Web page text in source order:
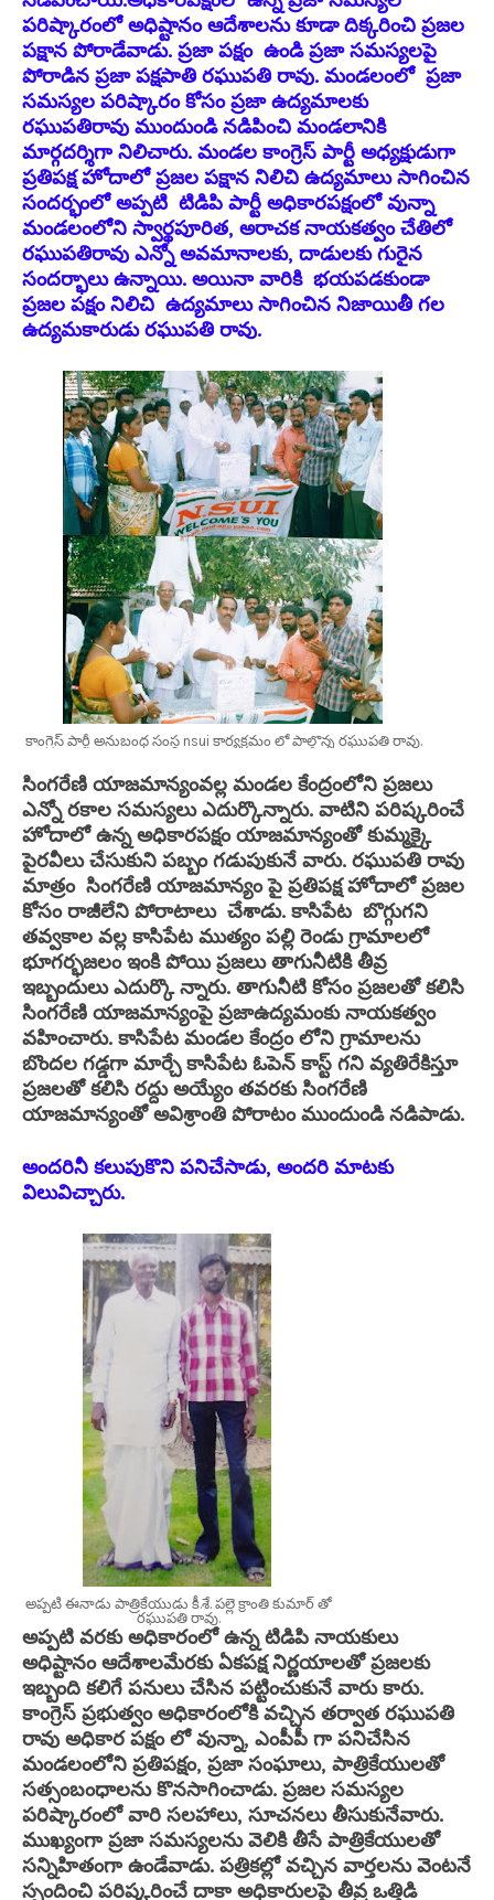
పరిష్కారంలో అధిష్టానం ఆదేశాలను కూడా దిక్కరించి ప్రజల
పక్షాన పోరాడేవాడు. ప్రజా పక్షం ఉండి ప్రజా సమస్యలపై
పోరాడిన ప్రజా పక్షపాతి రఘుపతి రావు. మండలంలో ప్రజా
సమస్యల పరిష్కారం కోసం ప్రజా ఉద్యమాలకు
రఘుపతిరావు ముందుండి నడిపించి మండలానికి
మార్గదర్శిగా నిలిచారు. మండల కాంగ్రెస్ పార్టీ అధ్యక్షుడుగా
ప్రతిపక్ష హోదాలో ప్రజల పక్షాన నిలిచి ఉద్యమాలు సాగించిన
సందర్భంలో అప్పటి టిడిపి పార్టీ అధికారపక్షంలో వున్నా
మండలంలోని స్వార్థపూరిత, అరాచక నాయకత్వం చేతిలో
రఘుపతిరావు ఎన్నో అవమానాలకు, దాడులకు గురైన
సందర్భాలు ఉన్నాయి. అయినా వారికి భయపడకుండా
ప్రజల పక్షం నిలిచి ఉద్యమాలు సాగించిన నిజాయితీ గల
ఉద్యమకారుడు రఘుపతి రావు.
కాంగ్రెస్ పార్టీ అనుబంధ సంస్థ nsui కార్యక్రమం లో పాల్గొన్న రఘుపతి రావు.
సింగరేణి యాజమాన్యంవల్ల మండల కేంద్రంలోని ప్రజలు
ఎన్నో రకాల సమస్యలు ఎదుర్కొన్నారు. వాటిని పరిష్కరించే
హోదాలో ఉన్న అధికారపక్షం యాజమాన్యంతో కుమ్మక్కై
పైరవీలు చేసుకుని పబ్బం గడుపుకునే వారు. రఘుపతి రావు
మాత్రం సింగరేణి యాజమాన్యం పై ప్రతిపక్ష హోదాలో ప్రజల
కోసం రాజీలేని పోరాటాలు చేశాడు. కాసిపేట బొగ్గుగని
తవ్వకాల వల్ల కాసిపేట ముత్యం పల్లి రెండు గ్రామాలలో
భూగర్భజలం ఇంకి పోయిప్రజలు తాగునీటికి తీవ్ర
ఇబ్బందులు ఎదుర్కొ న్నారు. తాగునీటి కోసం ప్రజలతో కలిసి
సింగరేణి యాజమాన్యంపై ప్రజాఉద్యమంకు నాయకత్వం
వహించారు. కాసిపేట మండల కేంద్రం లోని గ్రామాలను
బొందల గడ్డగా మార్చే కాసిపేట ఓపెన్ కాస్ట్ గని వ్యతిరేకిస్తూ
ప్రజలతో కలిసి రద్దు అయ్యేం తవరకు సింగరేణి
యాజమాన్యంతో అవిశ్రాంతి పోరాటం ముందుండి నడిపాడు.
అందరినీ కలుపుకొని పనిచేసాడు, అందరి మాటకు
విలువిచ్చారు.
అప్పటి ఈనాడు పాత్రికేయుడు కీ.శే. పల్లె క్రాంతి కుమార్ తో
రఘుపతి రావు.
అప్పటి వరకు అధికారంలో ఉన్న టిడిపి నాయకులు
అధిష్టానం ఆదేశాలమేరకు ఏకపక్ష నిర్ణయాలతో ప్రజలకు
ఇబ్బంది కలిగే పనులు చేసిన పట్టించుకునే వారు కారు.
కాంగ్రెస్ ప్రభుత్వం అధికారంలోకి వచ్చిన తర్వాత రఘుపతి
రావు అధికార పక్షం లో వున్నా, ఎంపీపీ గా పనిచేసిన
మండలంలోని ప్రతిపక్షం, ప్రజా సంఘాలు, పాత్రికేయులతో
సత్సంబంధాలను కొనసాగించాడు. ప్రజల సమస్యల
పరిష్కారంలో వారి సలహాలు, సూచనలు తీసుకునేవారు.
ముఖ్యంగా ప్రజా సమస్యలను వెలికి తీసే పాత్రికేయులతో
సన్నిహితంగా ఉండేవాడు. పత్రికల్లో వచ్చిన వార్తలను వెంటనే
స్పందించి పరిష్కరించే దాకా అధికారులపై తీవ్ర ఒత్తిడి